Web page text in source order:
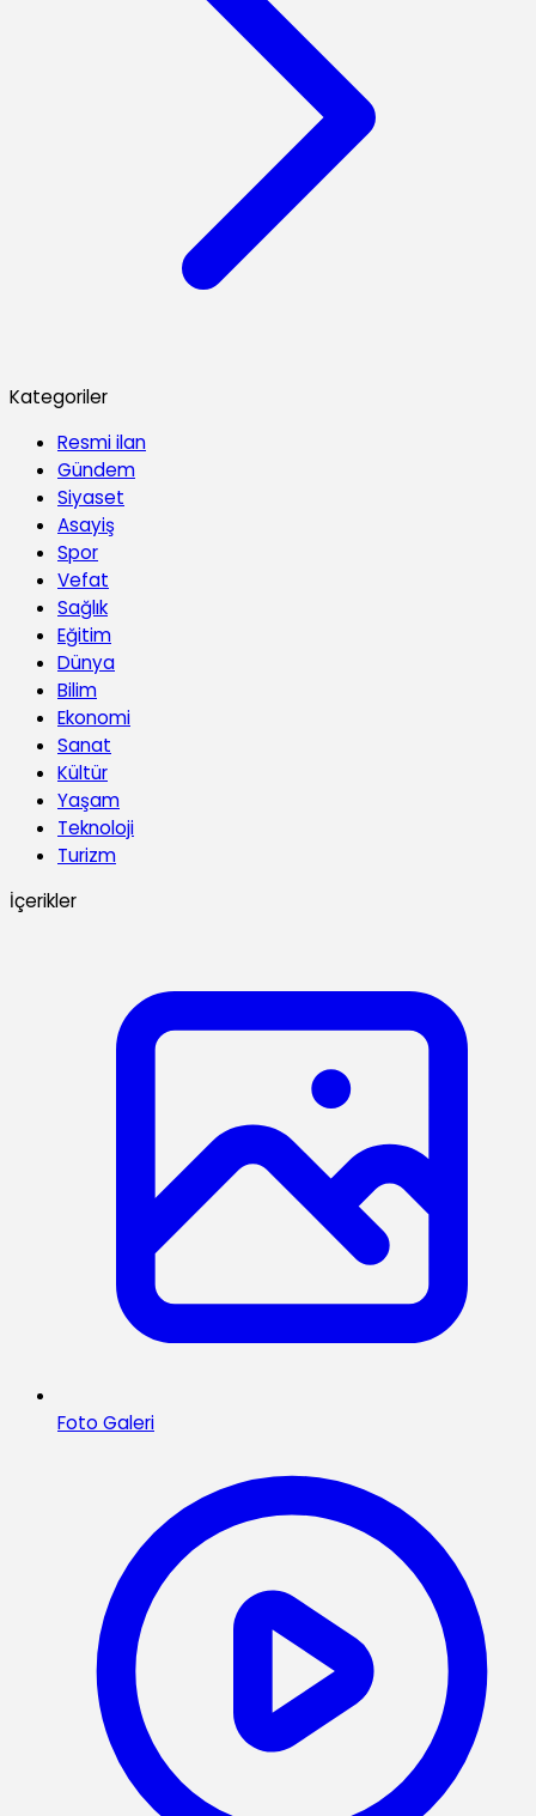
Kategoriler
Resmi ilan
Gündem
Siyaset
Asayiş
Spor
Vefat
Sağlık
Eğitim
Dünya
Bilim
Ekonomi
Sanat
Kültür
Yaşam
Teknoloji
Turizm
İçerikler
Foto Galeri